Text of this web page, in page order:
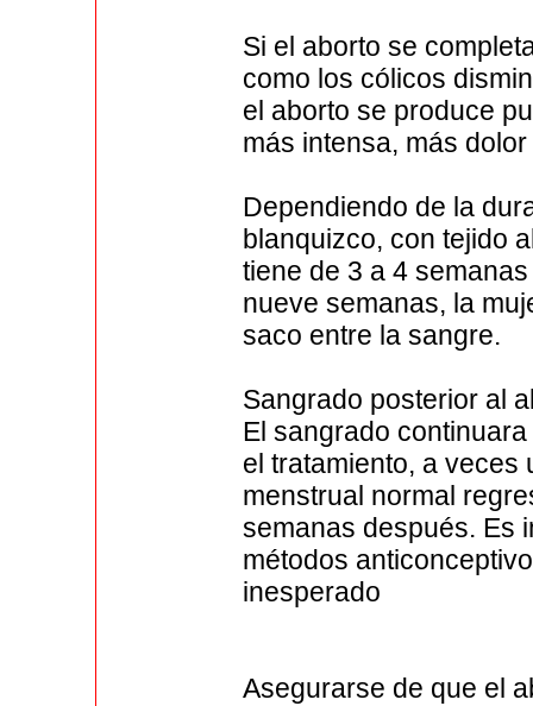
Si el aborto se
como los cólicos
el aborto se produce
más intensa, más
Dependiendo de la
blanquizco, con tejido
tiene de 3 a 4
nueve semanas, la
saco entre la sangre.
Sangrado posterior al
El sangrado
el tratamiento, a veces
menstrual normal
semanas después. Es
métodos
inesperado
Asegurarse de que el